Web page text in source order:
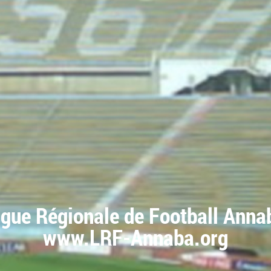
Régionale de Football
www.LRF-Annaba.org